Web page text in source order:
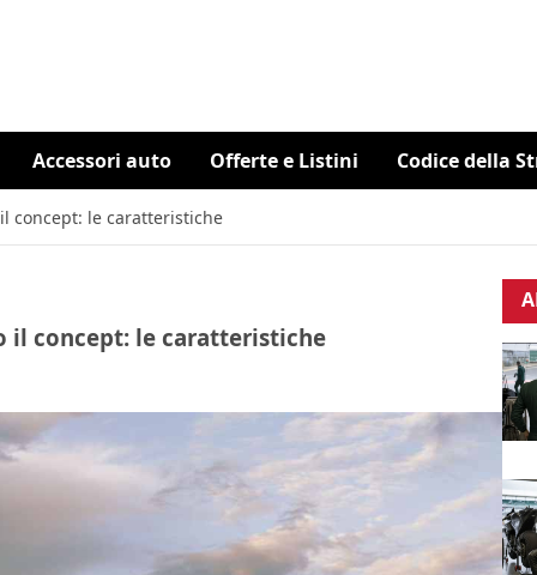
Accessori auto Offerte e Listini Codice della
concept: le caratteristiche
il concept: le caratteristiche